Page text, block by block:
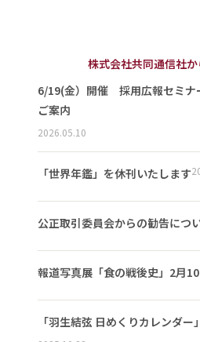
株式会社共同通信社
6/19(金）開催 採用広報セミナ
ご案内
2026.05.10
「世界年鑑」を休刊いたします
公正取引委員会からの勧告につ
報道写真展「食の戦後史」2月
「羽生結弦 日めくりカレンダ